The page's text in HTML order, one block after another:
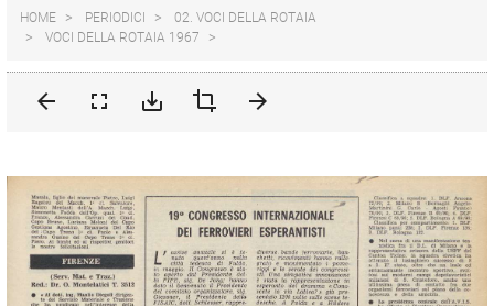
HOME PERIODICI
02. VOCI DELLA ROTAIA
VOCI DELLA ROTAIA 1967